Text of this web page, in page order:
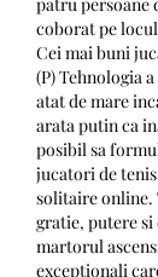
coborat pe
Cei mai buni
(P) Tehnologia
atat de mare
arata putin ca
posibil sa
jucatori de
solitaire online.
gratie, putere
martorul
exceptionali